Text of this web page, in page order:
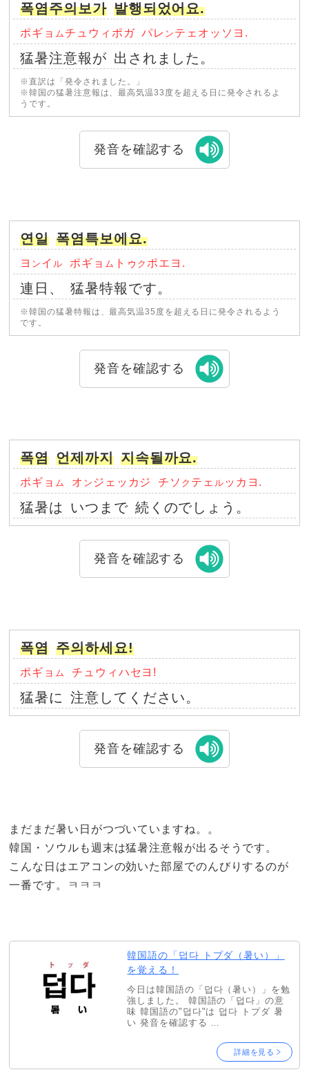
폭염주의보가 발행되었어요.
ポギョ ムチュウィポガ パレ ン テェオッソヨ.
猛暑注意報が 出されました。
※直訳は「発令されました。」
※韓国の猛暑注意報は、最高気温33度を超える日に発令されるよ
うです。
発音を確認する
연일 폭염특보에요.
ヨ ン イ ル ポギョ ム トゥ クポエヨ.
連日、 猛暑特報です。
※韓国の猛暑特報は、最高気温35度を超える日に発令されるよう
です。
発音を確認する
폭염 언제까지 지속될까요.
ポギョ ム オ ン ジェッカジ チソ ク テェ ル ッカヨ.
猛暑は いつまで 続くのでしょう。
発音を確認する
폭염 주의하세요!
ポギョ ム チュウィハセヨ!
猛暑に 注意してください。
発音を確認する
まだまだ暑い日がつづいていますね。。
韓国・ソウルも週末は猛暑注意報が出るそうです。
こんな日はエアコンの効いた部屋でのんびりするのが
一番です。ㅋㅋㅋ
韓国語の「덥다 トプダ（暑い）」
を覚える！
今日は韓国語の「덥다（暑い）」を勉
強しました。 韓国語の「덥다」の意
味 韓国語の"덥다"は 덥다 トプダ 暑
い 発音を確認する …
詳細を見る